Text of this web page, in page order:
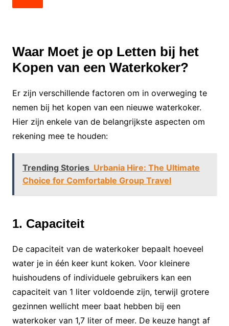
Waar Moet je op Letten bij het
Kopen van een Waterkoker?
Er zijn verschillende factoren om in overweging te
nemen bij het kopen van een nieuwe waterkoker.
Hier zijn enkele van de belangrijkste aspecten om
rekening mee te houden:
Trending Stories Urbania Hire: The Ultimate
Choice for Comfortable Group Travel
1. Capaciteit
De capaciteit van de waterkoker bepaalt hoeveel
water je in één keer kunt koken. Voor kleinere
huishoudens of individuele gebruikers kan een
capaciteit van 1 liter voldoende zijn, terwijl grotere
gezinnen wellicht meer baat hebben bij een
waterkoker van 1,7 liter of meer. De keuze hangt af